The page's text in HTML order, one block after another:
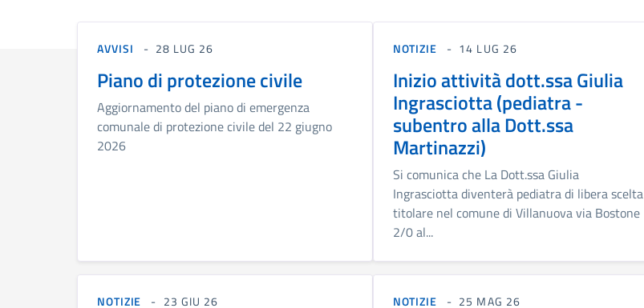
AVVISI 28 LUG 26
Piano di protezione civile
Aggiornamento del piano di emergenza
comunale di protezione civile del 22 giugno
2026
NOTIZIE 14 LUG 26
Inizio attività dott.ssa Giulia
Ingrasciotta (pediatra -
subentro alla Dott.ssa
Martinazzi)
Si comunica che La Dott.ssa Giulia
Ingrasciotta diventerà pediatra di libera scelta
titolare nel comune di Villanuova via Bostone
2/0 al...
NOTIZIE 23 GIU 26 NOTIZIE 25 MAG 26